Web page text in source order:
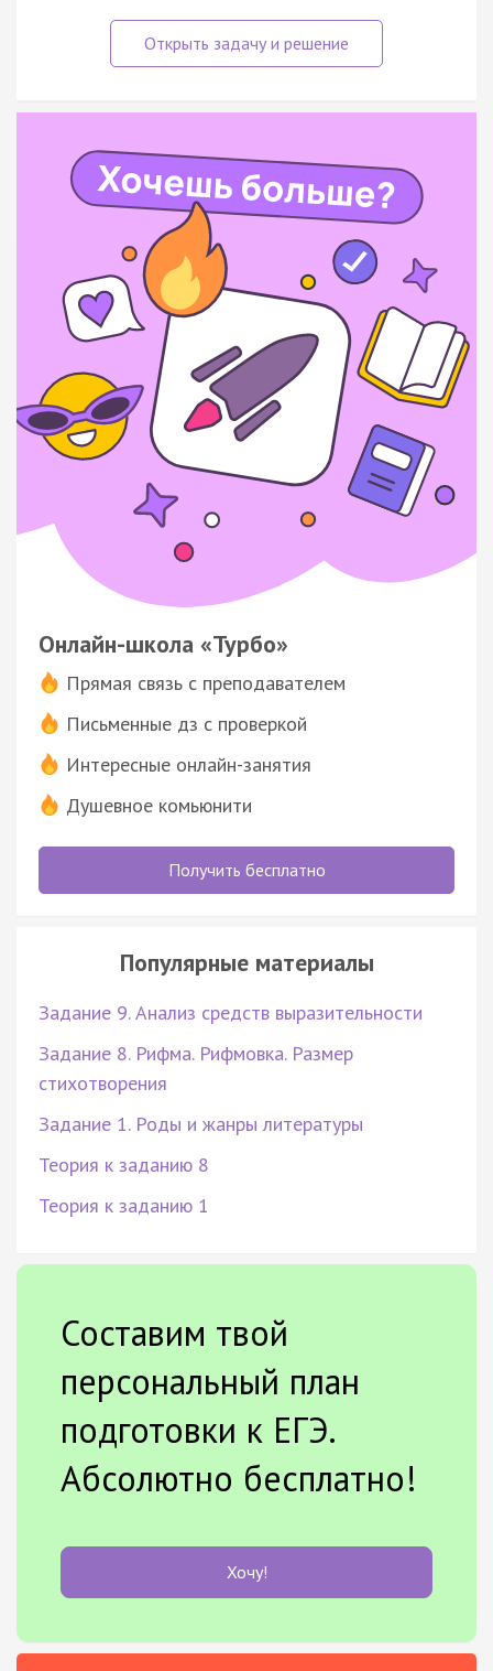
Онлайн-школа «Турбо»
Прямая связь с преподавателем
Письменные дз с проверкой
Интересные онлайн-занятия
Душевное комьюнити
Получить бесплатно
Популярные материалы
Задание 9. Анализ средств выразительности
Задание 8. Рифма. Рифмовка. Размер
стихотворения
Задание 1. Роды и жанры литературы
Теория к заданию 8
Теория к заданию 1
Составим твой
персональный план
подготовки к ЕГЭ.
Абсолютно бесплатно!
Хочу!